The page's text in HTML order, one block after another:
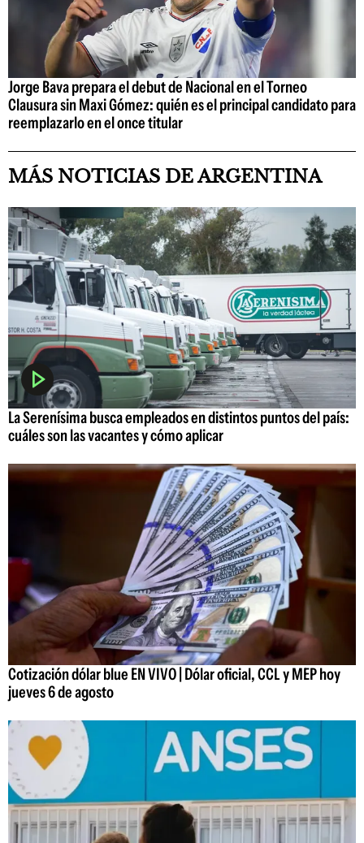
Jorge Bava prepara el debut de Nacional en el Torneo
Clausura sin Maxi Gómez: quién es el principal candidato para
reemplazarlo en el once titular
MÁS NOTICIAS DE ARGENTINA
La Serenísima busca empleados en distintos puntos del país:
cuáles son las vacantes y cómo aplicar
Cotización dólar blue EN VIVO | Dólar oficial, CCL y MEP hoy
jueves 6 de agosto